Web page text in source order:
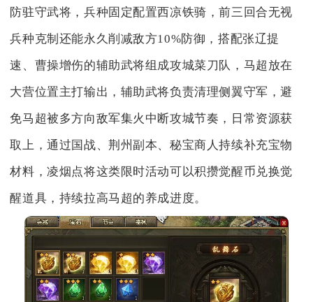
防驻守武将，兵种固定配置西凉铁骑，前三回合无视
兵种克制还能永久削减敌方10%防御，搭配张辽提
速、曹操增伤的辅助武将组成攻城菜刀队，马超放在
大营位置主打输出，辅助武将负责清理侧翼守军，避
免马超被多方向敌军集火中断攻城节奏，日常资源获
取上，通过国战、荆州副本、秘宝商人持续补充宝物
材料，凌烟点将这类限时活动可以积攒觉醒币兑换觉
醒道具，持续拉高马超的养成进度。